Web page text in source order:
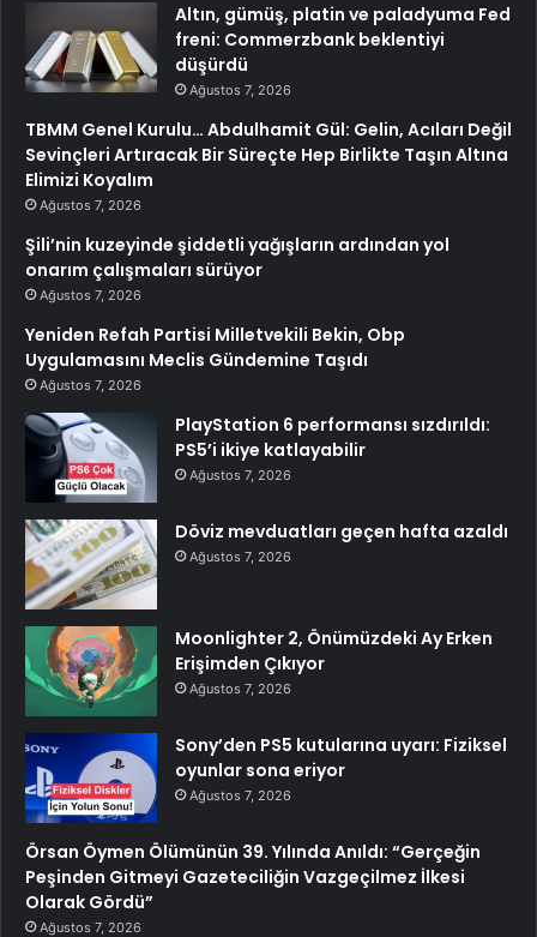
Altın, gümüş, platin ve paladyuma Fed
freni: Commerzbank beklentiyi
düşürdü
Ağustos 7, 2026
TBMM Genel Kurulu… Abdulhamit Gül: Gelin, Acıları Değil
Sevinçleri Artıracak Bir Süreçte Hep Birlikte Taşın Altına
Elimizi Koyalım
Ağustos 7, 2026
Şili’nin kuzeyinde şiddetli yağışların ardından yol
onarım çalışmaları sürüyor
Ağustos 7, 2026
Yeniden Refah Partisi Milletvekili Bekin, Obp
Uygulamasını Meclis Gündemine Taşıdı
Ağustos 7, 2026
PlayStation 6 performansı sızdırıldı:
PS5’i ikiye katlayabilir
Ağustos 7, 2026
Döviz mevduatları geçen hafta azaldı
Ağustos 7, 2026
Moonlighter 2, Önümüzdeki Ay Erken
Erişimden Çıkıyor
Ağustos 7, 2026
Sony’den PS5 kutularına uyarı: Fiziksel
oyunlar sona eriyor
Ağustos 7, 2026
Örsan Öymen Ölümünün 39. Yılında Anıldı: “Gerçeğin
Peşinden Gitmeyi Gazeteciliğin Vazgeçilmez İlkesi
Olarak Gördü”
Ağustos 7, 2026